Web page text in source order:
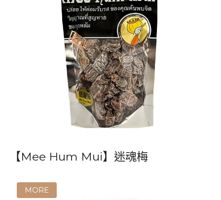
【Mee Hum Mui】迷魂梅